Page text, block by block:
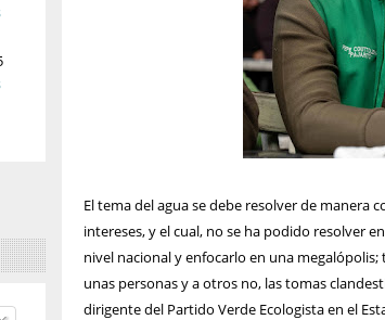
El tema del agua se debe resolver de manera
intereses, y el cual, no se ha podido resolver
nivel nacional y enfocarlo en una
unas personas y a otros no, las tomas
dirigente del Partido Verde Ecologista en el